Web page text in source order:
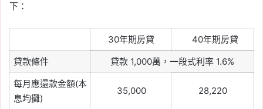
下：
30年期房貸
40年期房貸
貸款條件
貸款 1,000萬，一段式利率 1.6%
每月應還款金額(本
息均攤)
35,000 28,220